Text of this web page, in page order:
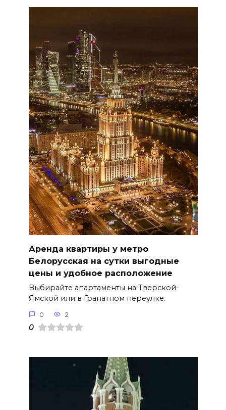
Аренда квартиры у метро
Белорусская на сутки выгодные
цены и удобное расположение
Выбирайте апартаменты на Тверской-
Ямской или в Гранатном переулке.
0 2
0